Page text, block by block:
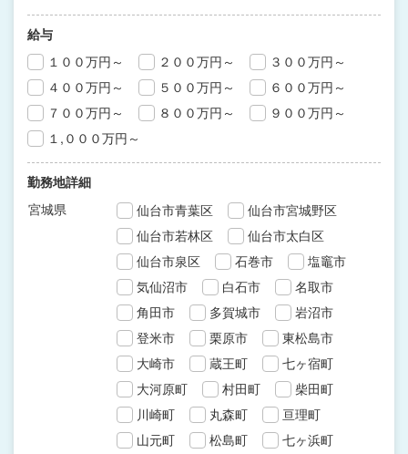
給与
１００万円～
２００万円～
３００万円～
４００万円～
５００万円～
６００万円～
７００万円～
８００万円～
９００万円～
１,０００万円～
勤務地詳細
宮城県
仙台市青葉区
仙台市宮城野区
仙台市若林区
仙台市太白区
仙台市泉区
石巻市
塩竈市
気仙沼市
白石市
名取市
角田市
多賀城市
岩沼市
登米市
栗原市
東松島市
大崎市
蔵王町
七ヶ宿町
大河原町
村田町
柴田町
川崎町
丸森町
亘理町
山元町
松島町 七ヶ浜町